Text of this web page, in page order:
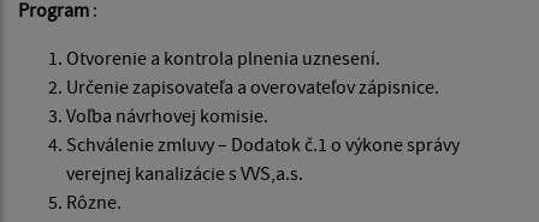
Program :
Otvorenie a kontrola plnenia uznesení.
Určenie zapisovateľa a overovateľov zápisnice.
Voľba návrhovej komisie.
Schválenie zmluvy – Dodatok č.1 o výkone správy
verejnej kanalizácie s VVS,a.s.
Rôzne.